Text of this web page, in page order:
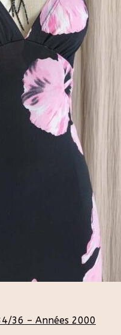
36 – Années 2000